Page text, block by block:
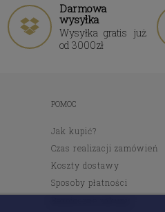
Darmowa
wysyłka
Wysyłka gratis już
od 3000zł
POMOC
Jak kupić?
Czas realizacji zamówień
Koszty dostawy
Sposoby płatności